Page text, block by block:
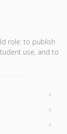
role: to publish
use, and to